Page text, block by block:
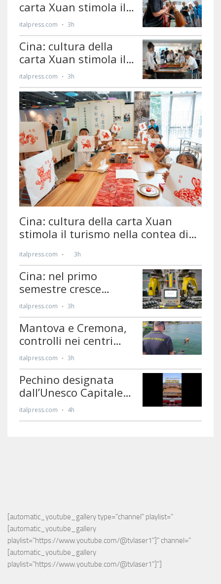
[automatic_youtube_gallery type="channel" playlist="
[automatic_youtube_gallery
playlist="https://www.youtube.com/@tvlaser1"]" channel="
[automatic_youtube_gallery
playlist="https://www.youtube.com/@tvlaser1"]"]